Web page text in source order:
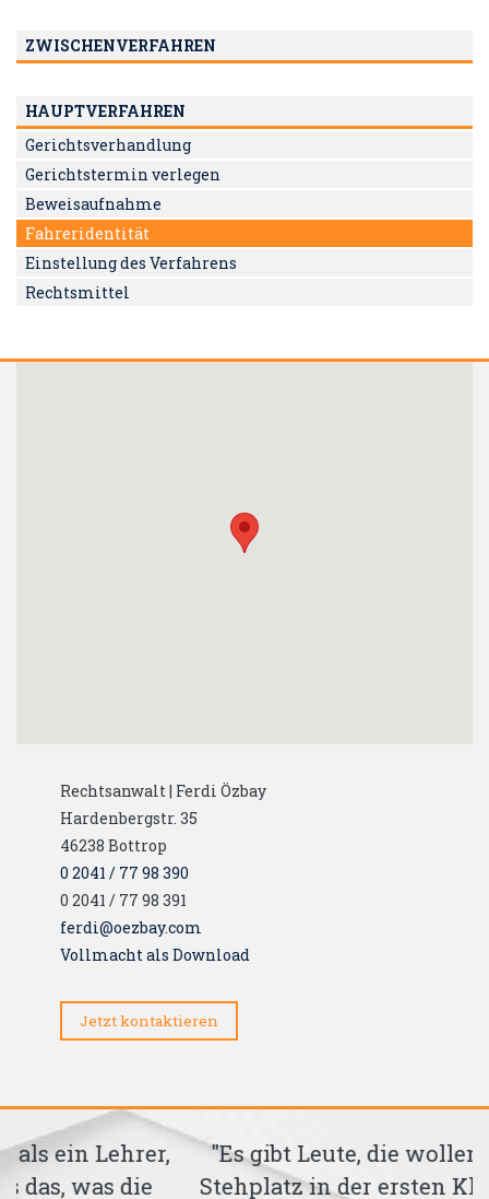
ZWISCHENVERFAHREN
HAUPTVERFAHREN
Gerichtsverhandlung
Gerichtstermin verlegen
Beweisaufnahme
Fahreridentität
Einstellung des Verfahrens
Rechtsmittel
Rechtsanwalt | Ferdi Özbay
Hardenbergstr. 35
46238 Bottrop
0 2041 / 77 98 390
0 2041 / 77 98 391
ferdi@oezbay.com
Vollmacht als Download
Jetzt kontaktieren
"Es gibt Leute, die wollen lieber einen
Stehplatz in der ersten Klasse als einen